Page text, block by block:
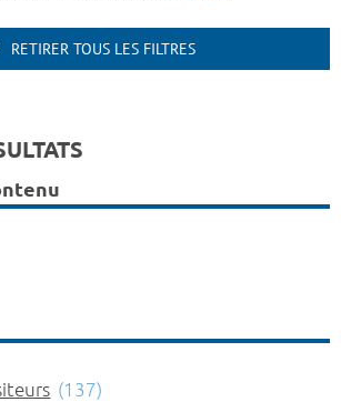
RETIRER TOUS LES FILTRES
(137)